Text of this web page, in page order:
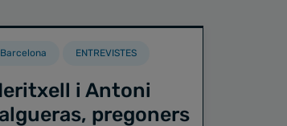
Barcelona ENTREVISTES
i Antoni
pregoners